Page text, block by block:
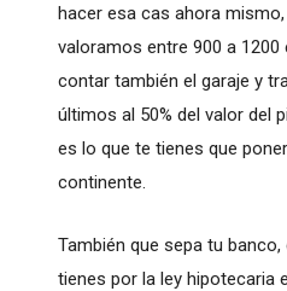
hacer esa cas ahora
valoramos entre 900 a
contar también el garaje y
últimos al 50% del valor del
es lo que te tienes que
continente.
También que sepa tu
tienes por la ley hipotecaria